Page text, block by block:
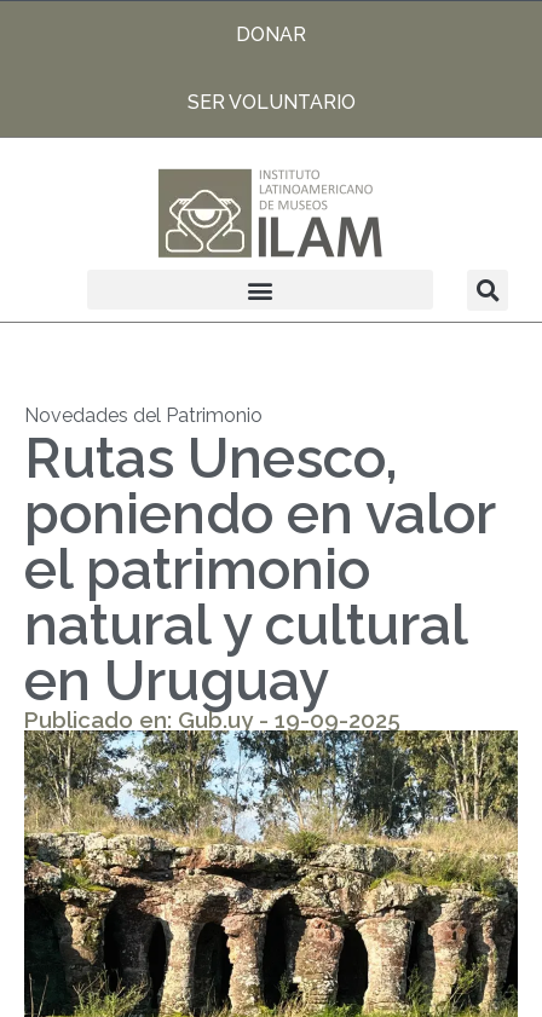
DONAR
SER VOLUNTARIO
Novedades del Patrimonio
Rutas Unesco,
poniendo en valor
el patrimonio
natural y cultural
en Uruguay
Publicado en: Gub.uy - 19-09-2025